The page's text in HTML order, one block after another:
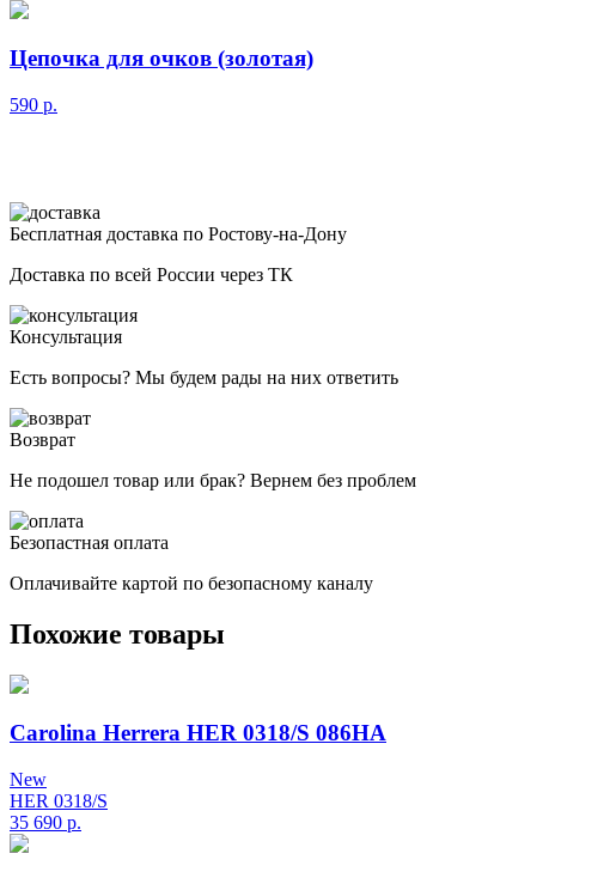
Цепочка для очков (золотая)
590 р.
Бесплатная доставка по Ростову-на-Дону
Доставка по всей России через ТК
Консультация
Есть вопросы? Мы будем рады на них ответить
Возврат
Не подошел товар или брак? Вернем без проблем
Безопастная оплата
Оплачивайте картой по безопасному каналу
Похожие товары
Carolina Herrera HER 0318/S 086HA
New
HER 0318/S
35 690 р.